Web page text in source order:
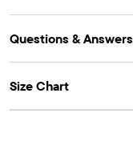
Questions & Answers
Size Chart